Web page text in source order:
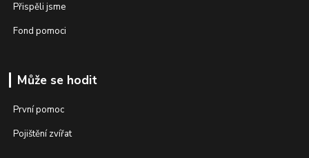
Přispěli jsme
Fond pomoci
Může se hodit
První pomoc
Pojištění zvířat